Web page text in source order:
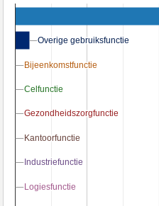
Overige gebruiksfunctie
Overige gebruiksfunctie
Bijeenkomstfunctie
Bijeenkomstfunctie
Celfunctie
Celfunctie
Gezondheidszorgfunctie
Gezondheidszorgfunctie
Kantoorfunctie
Kantoorfunctie
Industriefunctie
Industriefunctie
Logiesfunctie
Logiesfunctie